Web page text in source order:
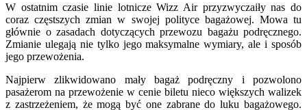
W ostatnim czasie linie lotnicze Wizz Air przyzwyczaiły nas do
coraz częstszych zmian w swojej polityce bagażowej. Mowa tu
głównie o zasadach dotyczących przewozu bagażu podręcznego.
Zmianie ulegają nie tylko jego maksymalne wymiary, ale i sposób
jego przewożenia.
Najpierw zlikwidowano mały bagaż podręczny i pozwolono
pasażerom na przewożenie w cenie biletu nieco większych walizek
z zastrzeżeniem, że mogą być one zabrane do luku bagażowego.